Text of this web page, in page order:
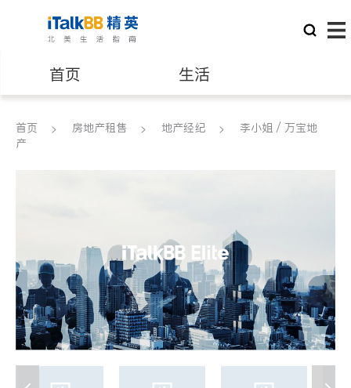
首页 生活
医生 律师
建筑装修
首页 房地产租售 地产经纪
李小姐 / 万宝地
产